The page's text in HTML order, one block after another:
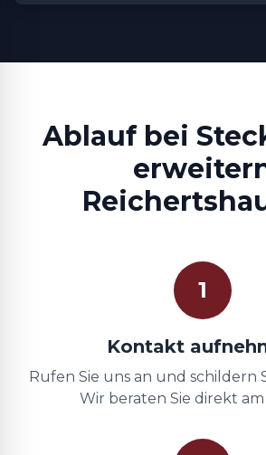
Ablauf bei
1
Kontakt
Rufen Sie uns an und schildern
Wir beraten Sie direkt